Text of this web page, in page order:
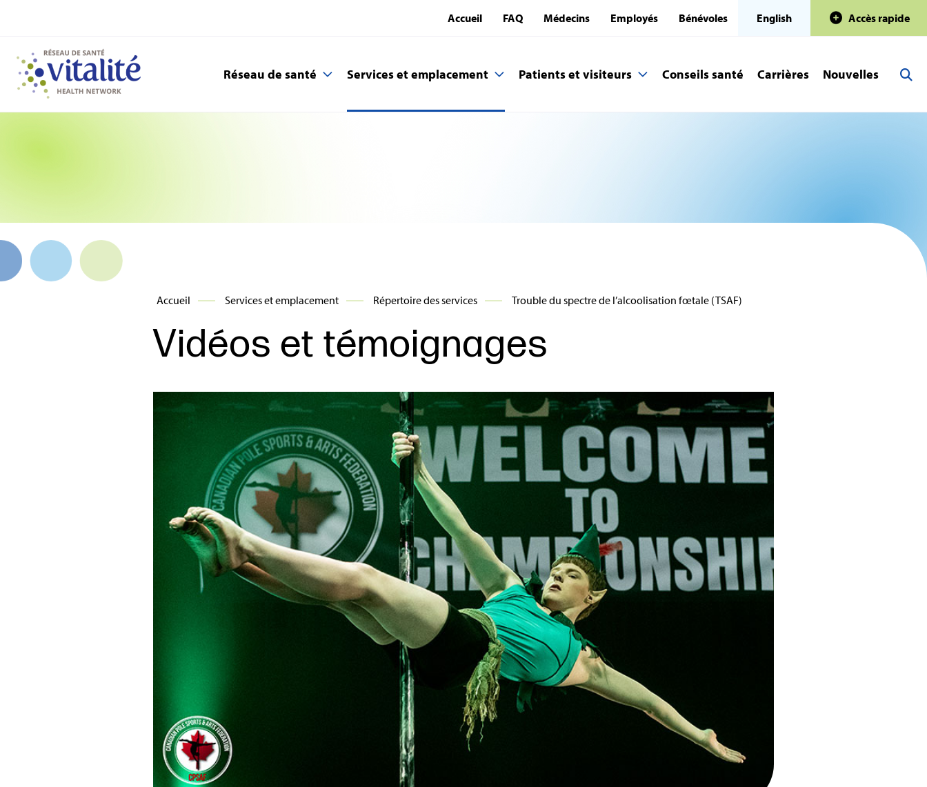
Accueil FAQ Médecins Employés Bénévoles English Accès rapide
Réseau de santé Services et emplacement Patients et visiteurs Conseils santé Carrières Nouvelles
Accueil Services et emplacement Répertoire des services Trouble du spectre de l’alcoolisation fœtale (TSAF)
Vidéos et témoignages